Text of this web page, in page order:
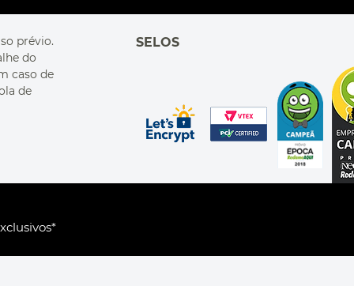
prévio.
do
caso de
de
SELOS